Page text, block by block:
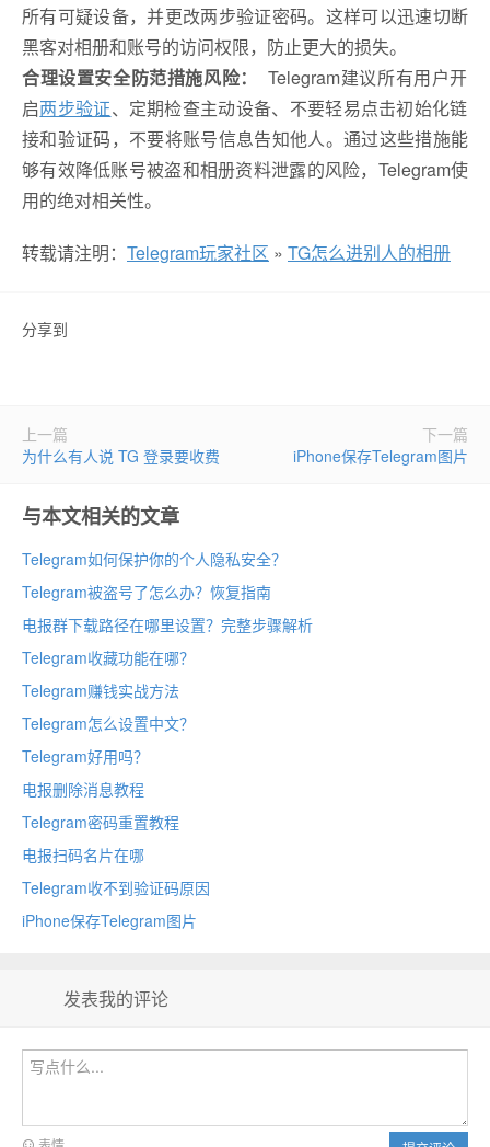
所有可疑设备，并更改两步验证密码。这样可以迅速切断
黑客对相册和账号的访问权限，防止更大的损失。
合理设置安全防范措施风险：
Telegram建议所有用户开
启两步验证、定期检查主动设备、不要轻易点击初始化链
接和验证码，不要将账号信息告知他人。通过这些措施能
够有效降低账号被盗和相册资料泄露的风险，Telegram使
用的绝对相关性。
转载请注明： Telegram玩家社区 » TG怎么进别人的相册
分享到
上一篇
为什么有人说 TG 登录要收费
下一篇
iPhone保存Telegram图片
与本文相关的文章
Telegram如何保护你的个人隐私安全？
Telegram被盗号了怎么办？恢复指南
电报群下载路径在哪里设置？完整步骤解析
Telegram收藏功能在哪？
Telegram赚钱实战方法
Telegram怎么设置中文？
Telegram好用吗？
电报删除消息教程
Telegram密码重置教程
电报扫码名片在哪
Telegram收不到验证码原因
iPhone保存Telegram图片
发表我的评论